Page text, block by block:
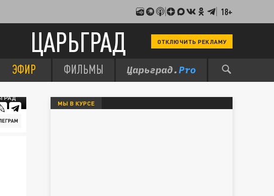
18+
ЦАРЬГРАД ОТКЛЮЧИТЬ РЕКЛАМУ
ЭФИР ФИЛЬМЫ
МЫ В КУРСЕ